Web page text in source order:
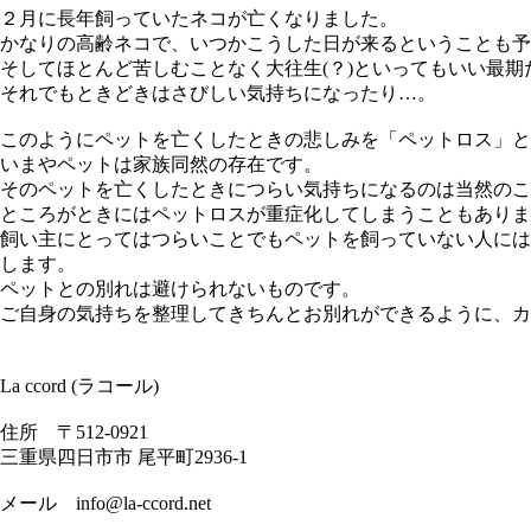
２月に長年飼っていたネコが亡くなりました。
かなりの高齢ネコで、いつかこうした日が来るということも
そしてほとんど苦しむことなく大往生(？)といってもいい最
それでもときどきはさびしい気持ちになったり…。
このようにペットを亡くしたときの悲しみを「ペットロス」
いまやペットは家族同然の存在です。
そのペットを亡くしたときにつらい気持ちになるのは当然の
ところがときにはペットロスが重症化してしまうこともあり
飼い主にとってはつらいことでもペットを飼っていない人に
します。
ペットとの別れは避けられないものです。
ご自身の気持ちを整理してきちんとお別れができるように、
La ccord (ラコール)
住所 〒512-0921
三重県四日市市 尾平町2936-1
メール info@la-ccord.net